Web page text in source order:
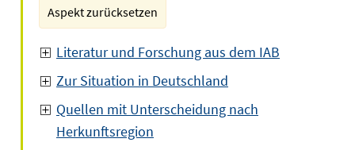
Aspekt zurücksetzen
Literatur und Forschung aus dem IAB
Zur Situation in Deutschland
Quellen mit Unterscheidung nach
Herkunftsregion